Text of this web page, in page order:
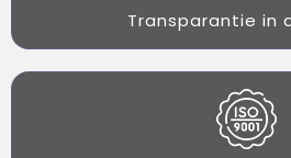
Transparantie in